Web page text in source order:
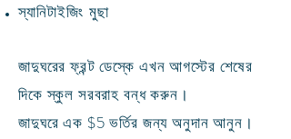
স্যানিটাইজিং মুছা
জাদুঘরের ফ্রন্ট ডেস্কে এখন আগস্টের শেষের
দিকে স্কুল সরবরাহ বন্ধ করুন।
জাদুঘরে এক $5 ভর্তির জন্য অনুদান আনুন।